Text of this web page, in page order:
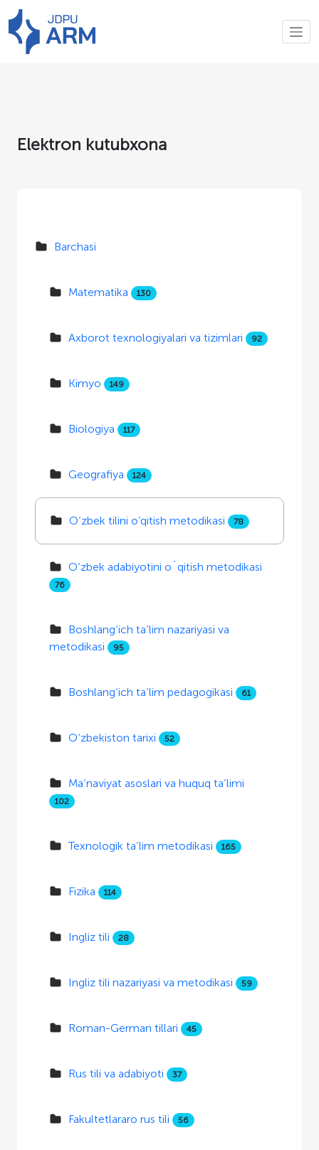
Elektron kutubxona
Barchasi
Matematika 130
Axborot texnologiyalari va tizimlari 92
Kimyo 149
Biologiya 117
Geografiya 124
O‘zbek tilini o‘qitish metodikasi 78
O‘zbek adabiyotini o`qitish metodikasi
76
Boshlang‘ich ta’lim nazariyasi va
metodikasi
95
Boshlang‘ich ta’lim pedagogikasi 61
O‘zbekiston tarixi 52
Ma’naviyat asoslari va huquq ta’limi
102
Texnologik ta’lim metodikasi 165
Fizika 114
Ingliz tili 28
Ingliz tili nazariyasi va metodikasi 59
Roman-German tillari 45
Rus tili va adabiyoti 37
Fakultetlararo rus tili 56